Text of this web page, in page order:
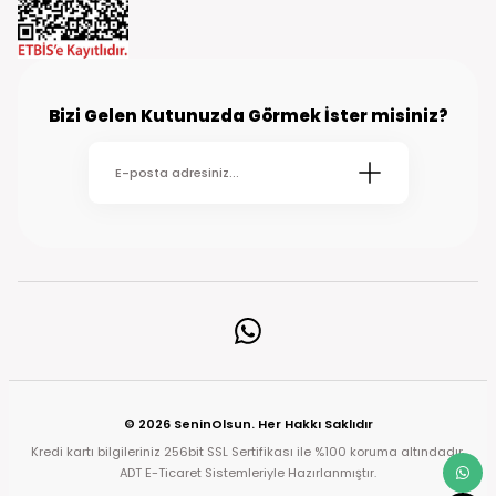
Bizi Gelen Kutunuzda Görmek İster misiniz?
© 2026 SeninOlsun. Her Hakkı Saklıdır
Kredi kartı bilgileriniz 256bit SSL Sertifikası ile %100 koruma altındadır.
ADT E-Ticaret Sistemleriyle Hazırlanmıştır.